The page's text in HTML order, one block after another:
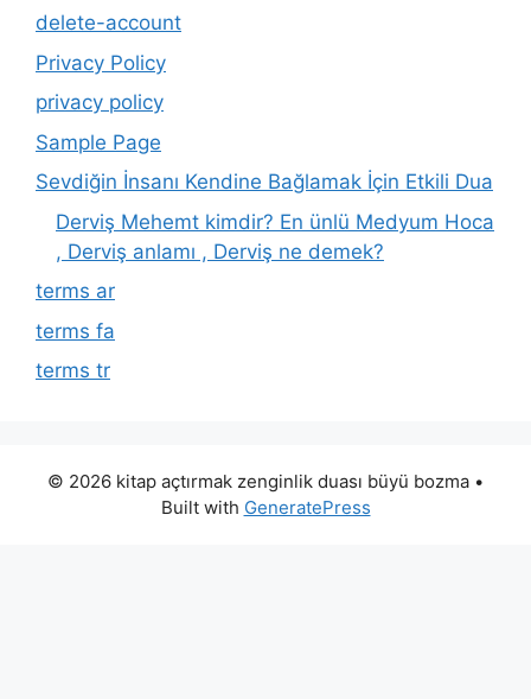
delete-account
Privacy Policy
privacy policy
Sample Page
Sevdiğin İnsanı Kendine Bağlamak İçin Etkili Dua
Derviş Mehemt kimdir? En ünlü Medyum Hoca
, Derviş anlamı , Derviş ne demek?
terms ar
terms fa
terms tr
© 2026 kitap açtırmak zenginlik duası büyü bozma •
Built with GeneratePress